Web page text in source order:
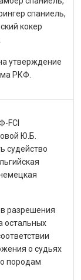
спаниель,
кокер
утверждение
РКФ.
FCI
Ю.Б.
судейство
разрешения
остальных
о судьях
породам